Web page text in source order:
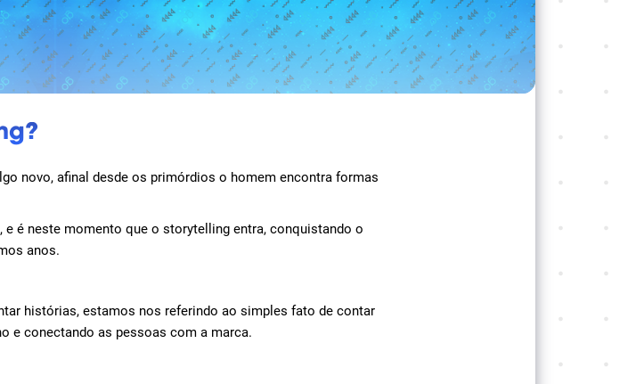
novo, afinal desde os primórdios o homem encontra formas
é neste momento que o storytelling entra, conquistando o
anos.
histórias, estamos nos referindo ao simples fato de contar
e conectando as pessoas com a marca.